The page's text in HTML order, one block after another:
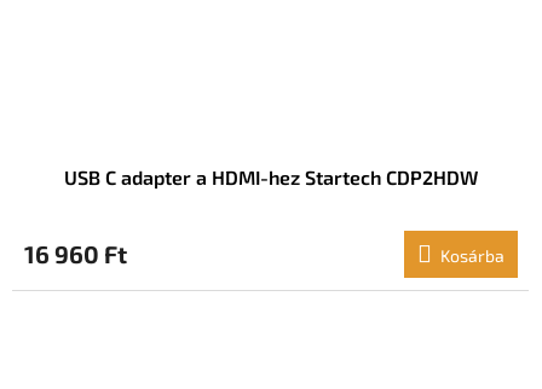
USB C adapter a HDMI-hez Startech CDP2HDW
16 960 Ft Kosárba